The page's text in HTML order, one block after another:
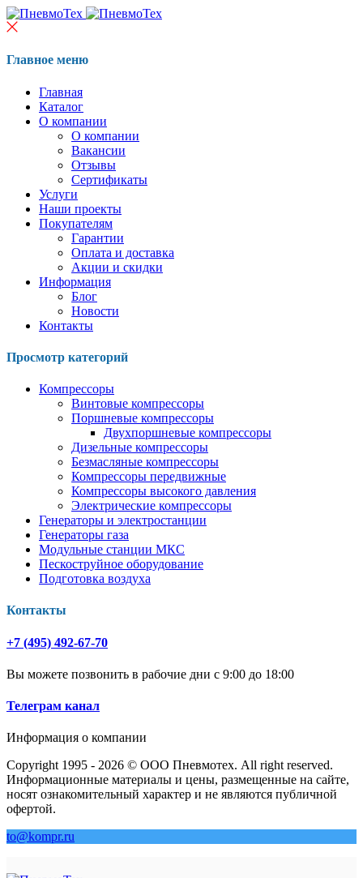
Главное меню
Главная
Каталог
О компании
О компании
Вакансии
Отзывы
Сертификаты
Услуги
Наши проекты
Покупателям
Гарантии
Оплата и доставка
Акции и скидки
Информация
Блог
Новости
Контакты
Просмотр категорий
Компрессоры
Винтовые компрессоры
Поршневые компрессоры
Двухпоршневые компрессоры
Дизельные компрессоры
Безмасляные компрессоры
Компрессоры передвижные
Компрессоры высокого давления
Электрические компрессоры
Генераторы и электростанции
Генераторы газа
Модульные станции МКС
Пескоструйное оборудование
Подготовка воздуха
Контакты
+7 (495) 492-67-70
Вы можете позвонить в рабочие дни с 9:00 до 18:00
Телеграм канал
Информация о компании
Copyright 1995 - 2026 © ООО Пневмотех. All right reserved.
Информационные материалы и цены, размещенные на сайте,
носят ознакомительный характер и не являются публичной
офертой.
to@kompr.ru